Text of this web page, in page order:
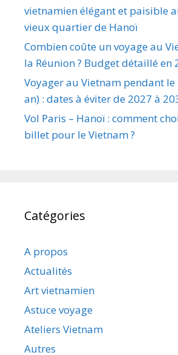
vietnamien élégant et paisible
vieux quartier de Hanoï
Combien coûte un voyage au
la Réunion ? Budget détaillé en
Voyager au Vietnam pendant le
an) : dates à éviter de 2027 à
Vol Paris – Hanoï : comment
billet pour le Vietnam ?
Catégories
A propos
Actualités
Art vietnamien
Astuce voyage
Ateliers Vietnam
Autres